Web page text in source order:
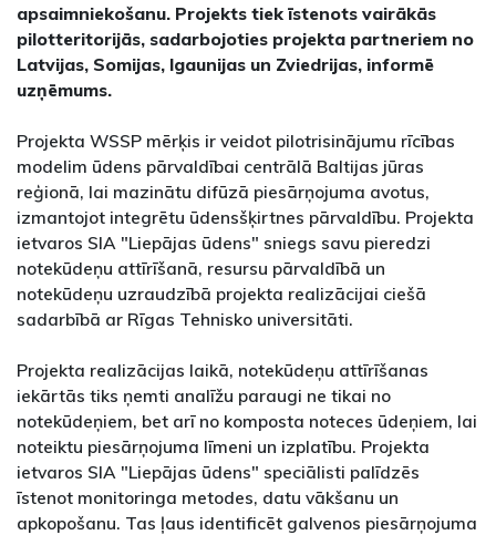
apsaimniekošanu. Projekts tiek īstenots vairākās
pilotteritorijās, sadarbojoties projekta partneriem no
Latvijas, Somijas, Igaunijas un Zviedrijas, informē
uzņēmums.
Projekta WSSP mērķis ir veidot pilotrisinājumu rīcības
modelim ūdens pārvaldībai centrālā Baltijas jūras
reģionā, lai mazinātu difūzā piesārņojuma avotus,
izmantojot integrētu ūdensšķirtnes pārvaldību. Projekta
ietvaros SIA "Liepājas ūdens" sniegs savu pieredzi
notekūdeņu attīrīšanā, resursu pārvaldībā un
notekūdeņu uzraudzībā projekta realizācijai ciešā
sadarbībā ar Rīgas Tehnisko universitāti.
Projekta realizācijas laikā, notekūdeņu attīrīšanas
iekārtās tiks ņemti analīžu paraugi ne tikai no
notekūdeņiem, bet arī no komposta noteces ūdeņiem, lai
noteiktu piesārņojuma līmeni un izplatību. Projekta
ietvaros SIA "Liepājas ūdens" speciālisti palīdzēs
īstenot monitoringa metodes, datu vākšanu un
apkopošanu. Tas ļaus identificēt galvenos piesārņojuma